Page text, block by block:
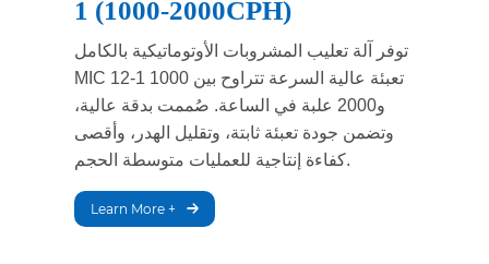
1 (1000-2000CPH)
توفر آلة تعليب المشروبات الأوتوماتيكية بالكامل
MIC 12-1 تعبئة عالية السرعة تتراوح بين 1000
و2000 علبة في الساعة. صُممت بدقة عالية،
وتضمن جودة تعبئة ثابتة، وتقليل الهدر، وأقصى
كفاءة إنتاجية للعمليات متوسطة الحجم.
Learn More +